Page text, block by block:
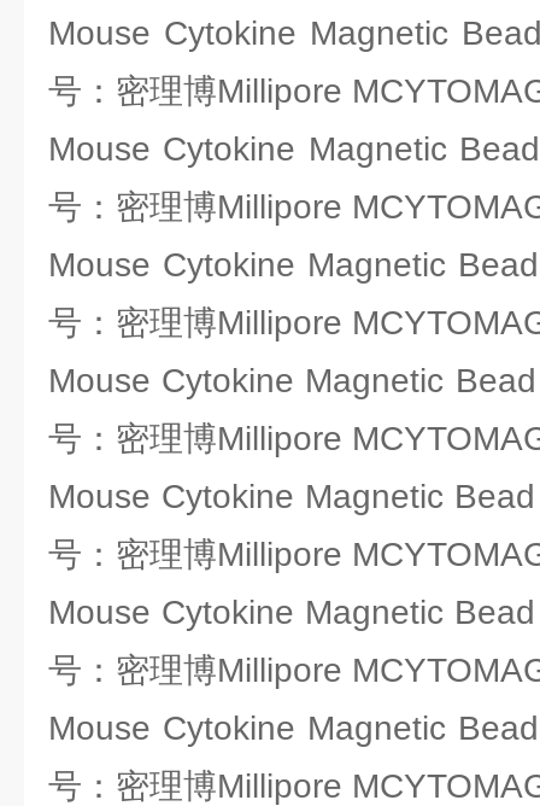
Mouse Cytokine Magnetic
号：密理博Millipore
Mouse Cytokine Magnetic
号：密理博Millipore
Mouse Cytokine Magnetic
号：密理博Millipore
Mouse Cytokine Magnetic
号：密理博Millipore
Mouse Cytokine Magnetic
号：密理博Millipore
Mouse Cytokine Magnetic
号：密理博Millipore
Mouse Cytokine Magnetic
号：密理博Millipore